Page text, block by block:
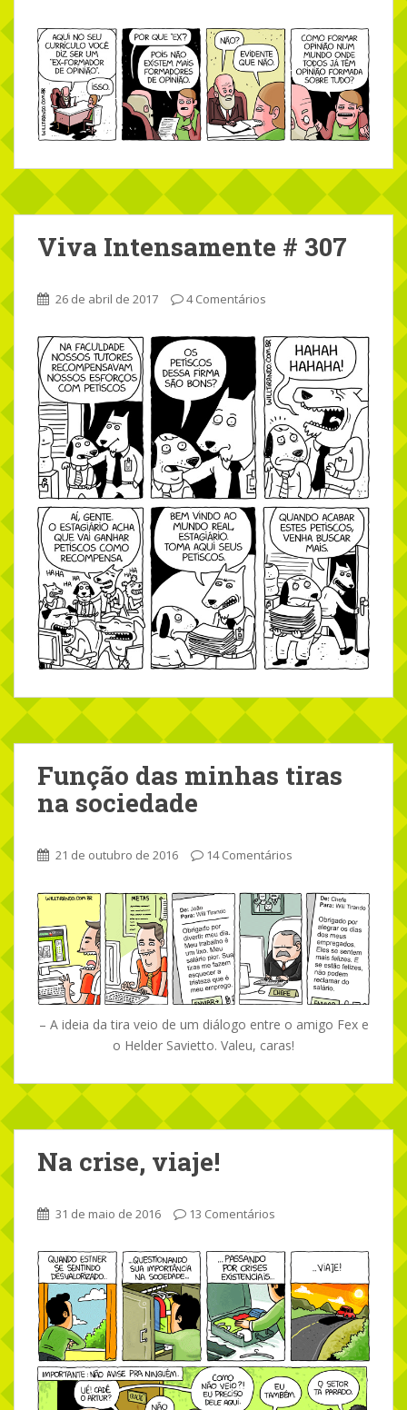
Viva Intensamente # 307
26 de abril de 2017 4 Comentários
Função das minhas tiras
na sociedade
21 de outubro de 2016 14 Comentários
– A ideia da tira veio de um diálogo entre o amigo Fex e
o Helder Savietto. Valeu, caras!
Na crise, viaje!
31 de maio de 2016 13 Comentários